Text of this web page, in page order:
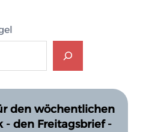
den wöchentlichen
- den Freitagsbrief -